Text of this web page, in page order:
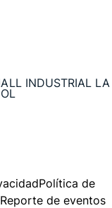
INDUSTRIAL LA
Política de
Reporte de eventos